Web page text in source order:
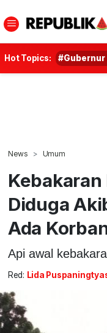
Hot Topics: #Gubernur
News Umum
Diduga
Ada
Api awal
Red: Lida